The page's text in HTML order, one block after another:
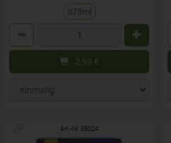
375ml
2,99 €
Art.-Nr. 38024